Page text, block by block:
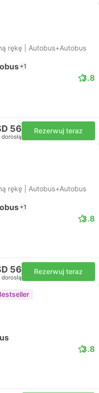
rękę | Autobus+Autobus
+1
3.8
56 Rezerwuj teraz
rękę | Autobus+Autobus
+1
3.8
56 Rezerwuj teraz
3.8